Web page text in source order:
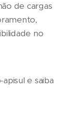
de cargas
no
e saiba